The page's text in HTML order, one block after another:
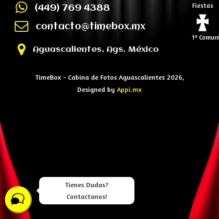
Tienes Dudas?
Contactanos!
Fiestas
1ª
(449) 769 4388
contacto@timebox.mx
Aguascalientes, Ags. México
TimeBox - Cabina de Fotos Aguascalientes 2026,
Designed by Appi.mx